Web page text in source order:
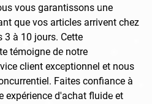
vous garantissons une
que vos articles arrivent chez
3 à 10 jours. Cette
témoigne de notre
client exceptionnel et nous
Faites confiance à
expérience d'achat fluide et